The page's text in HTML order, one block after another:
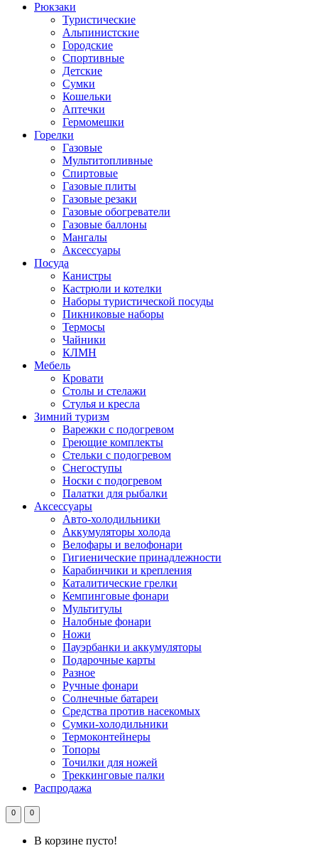
Рюкзаки
Туристические
Альпинистские
Городские
Спортивные
Детские
Сумки
Кошельки
Аптечки
Гермомешки
Горелки
Газовые
Мультитопливные
Спиртовые
Газовые плиты
Газовые резаки
Газовые обогреватели
Газовые баллоны
Мангалы
Аксессуары
Посуда
Канистры
Кастрюли и котелки
Наборы туристической посуды
Пикниковые наборы
Термосы
Чайники
КЛМН
Мебель
Кровати
Столы и стелажи
Стулья и кресла
Зимний туризм
Варежки с подогревом
Греющие комплекты
Стельки с подогревом
Снегоступы
Носки с подогревом
Палатки для рыбалки
Аксессуары
Авто-холодильники
Аккумуляторы холода
Велофары и велофонари
Гигиенические принадлежности
Карабинчики и крепления
Каталитические грелки
Кемпинговые фонари
Мультитулы
Налобные фонари
Ножи
Пауэрбанки и аккумуляторы
Подарочные карты
Разное
Ручные фонари
Солнечные батареи
Средства против насекомых
Сумки-холодильники
Термоконтейнеры
Топоры
Точилки для ножей
Треккинговые палки
Распродажа
0 0
В корзине пусто!